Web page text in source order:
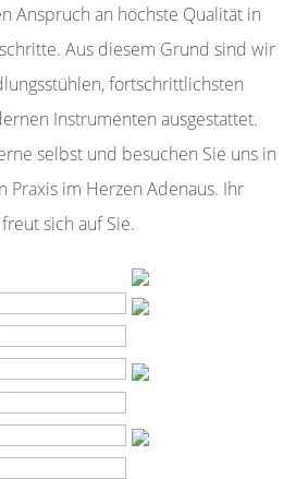
Anspruch an höchste Qualität in
Aus diesem Grund sind wir
fortschrittlichsten
Instrumenten ausgestattet.
selbst und besuchen Sie uns in
Praxis im Herzen Adenaus. Ihr
freut sich auf Sie.